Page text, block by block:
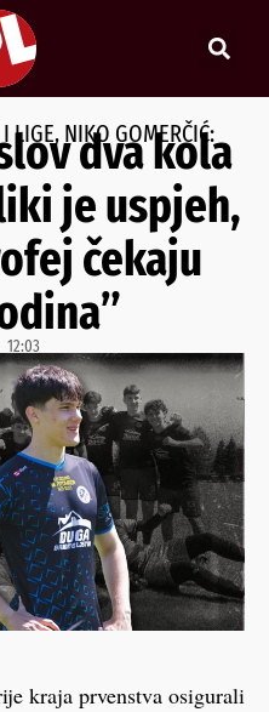
LIGE, NIKO GOMERČIĆ:
dva kola
je uspjeh,
čekaju
12:03
kraja prvenstva osigurali